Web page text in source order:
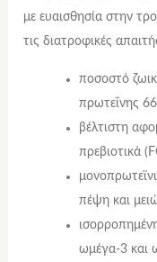
με ευαισθησία στην
τις διατροφικές
ποσοστό
πρωτεΐνης
βέλτιστη
πρεβιοτικά
πέψη και
ωμέγα-3 και